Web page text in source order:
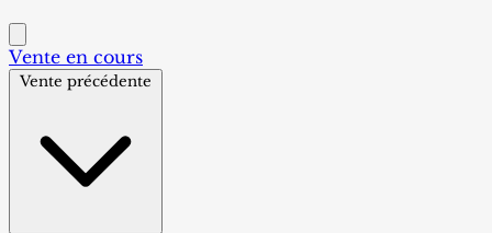
Vente en cours
Vente précédente